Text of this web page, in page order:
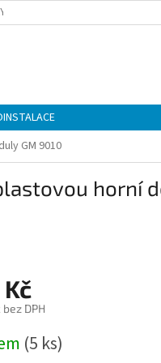
OCHRANY OSOBNÍCH ÚDAJŮ
GM 9010
horní
bez DPH
(5 ks)